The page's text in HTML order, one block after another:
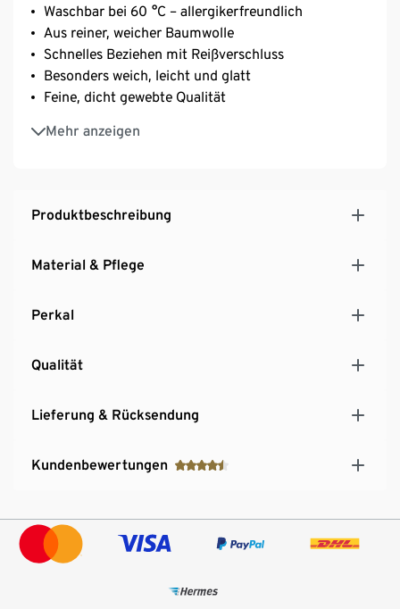
Waschbar bei 60 °C – allergikerfreundlich
Aus reiner, weicher Baumwolle
Schnelles Beziehen mit Reißverschluss
Besonders weich, leicht und glatt
Feine, dicht gewebte Qualität
Mehr anzeigen
Temperaturausgleichend und saugfähig
Produktbeschreibung
Material & Pflege
Perkal
Qualität
Lieferung & Rücksendung
Kundenbewertungen